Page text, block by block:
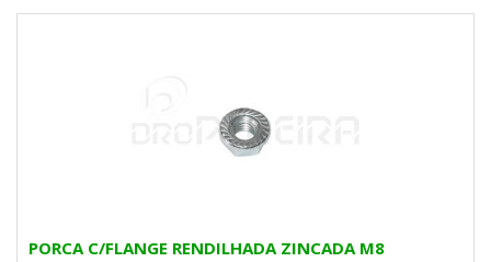
PORCA C/FLANGE RENDILHADA ZINCADA M8